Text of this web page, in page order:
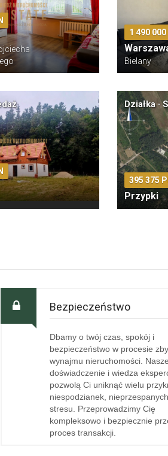
1 490 000
Bielany
Działka ·
395 375
Przypki
Bezpieczeństwo
Dbamy o twój czas, spokój i
bezpieczeństwo w procesie
wynajmu nieruchomości. Nasze
doświadczenie i wiedza
pozwolą Ci uniknąć wielu
niespodzianek,
stresu. Przeprowadzimy Cię
kompleksowo i bezpiecznie
proces transakcji.